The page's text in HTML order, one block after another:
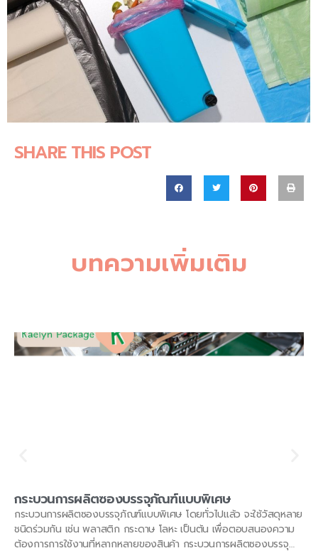
SHARE THIS POST
บทความเพิ่มเติม
กระบวนการผลิตซองบรรจุภัณฑ์แบบพิเศษ
กระบวนการผลิตซองบรรจุภัณฑ์แบบพิเศษ โดยทั่วไปแล้ว จะใช้วัสดุหลาย
ชนิดร่วมกัน เช่น พลาสติก กระดาษ โลหะ เป็นต้น เพื่อตอบสนองความ
ต้องการการใช้งานที่หลากหลายของสินค้า กระบวนการผลิตซองบรรจุ